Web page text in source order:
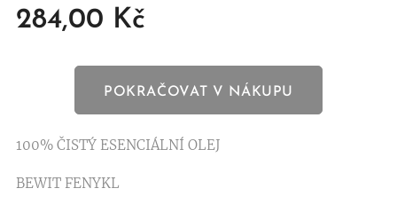
284,00 Kč
POKRAČOVAT V NÁKUPU
100% ČISTÝ ESENCIÁLNÍ OLEJ
BEWIT FENYKL